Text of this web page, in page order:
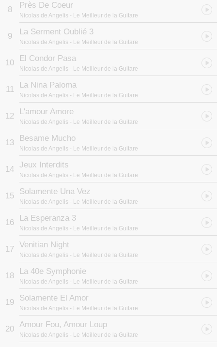
8 Près De Coeur
Nicolas de Angelis - Le Meilleur de la Guitare
9 La Serment Oublié 3
Nicolas de Angelis - Le Meilleur de la Guitare
10 El Condor Pasa
Nicolas de Angelis - Le Meilleur de la Guitare
11 La Nina Paloma
Nicolas de Angelis - Le Meilleur de la Guitare
12 L'amour Amore
Nicolas de Angelis - Le Meilleur de la Guitare
13 Besame Mucho
Nicolas de Angelis - Le Meilleur de la Guitare
14 Jeux Interdits
Nicolas de Angelis - Le Meilleur de la Guitare
15 Solamente Una Vez
Nicolas de Angelis - Le Meilleur de la Guitare
16 La Esperanza 3
Nicolas de Angelis - Le Meilleur de la Guitare
17 Venitian Night
Nicolas de Angelis - Le Meilleur de la Guitare
18 La 40e Symphonie
Nicolas de Angelis - Le Meilleur de la Guitare
19 Solamente El Amor
Nicolas de Angelis - Le Meilleur de la Guitare
20 Amour Fou, Amour Loup
Nicolas de Angelis - Le Meilleur de la Guitare